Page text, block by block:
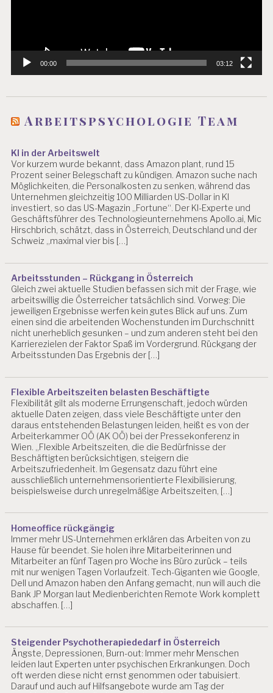
W
IS
C
A
T
A
C
H
G
L
A
S
T
U
N
G
N
B
U
R
N
O
T
D
R.
R
IS
T
I
A
N
B
N
D
E
V
A
00:00 03:12
Arbeitspsychologie Team
KI in der Arbeitswelt
Vor kurzem wurde bekannt, dass Amazon plant, rund 15
Prozent seiner Belegschaft zu kündigen. Amazon suche nach
Möglichkeiten, die Personalkosten zu senken, während das
Unternehmen gleichzeitig 100 Milliarden US-Dollar in KI
investiert, so das US-Magazin „Fortune“. Der KI-Experte und
Geschäftsführer des Technologieunternehmens Apollo.ai, Mic
Hirschbrich, schätzt, dass in Österreich, Deutschland und der
Schweiz „maximal vier bis […]
Arbeitsstunden – Rückgang in Österreich
Gleich zwei aktuelle Studien befassen sich mit der Frage, wie
arbeitswillig die Österreicher tatsächlich sind. Vorweg: Die
jeweiligen Ergebnisse werfen kein gutes Blick auf uns. Zum
einen sind die arbeitenden Wochenstunden im Durchschnitt
nicht unerheblich gesunken – und zum anderen steht bei den
Karrierezielen der Faktor Spaß im Vordergrund. Rückgang der
Arbeitsstunden Das Ergebnis der […]
Flexible Arbeitszeiten belasten Beschäftigte
Flexibilität gilt als moderne Errungenschaft, jedoch würden
aktuelle Daten zeigen, dass viele Beschäftigte unter den
daraus entstehenden Belastungen leiden, heißt es von der
Arbeiterkammer OÖ (AK OÖ) bei der Pressekonferenz in
Wien. „Flexible Arbeitszeiten, die die Bedürfnisse der
Beschäftigten berücksichtigen, steigern die
Arbeitszufriedenheit. Im Gegensatz dazu führt eine
ausschließlich unternehmensorientierte Flexibilisierung,
beispielsweise durch unregelmäßige Arbeitszeiten, […]
Homeoffice rückgängig
Immer mehr US-Unternehmen erklären das Arbeiten von zu
Hause für beendet. Sie holen ihre Mitarbeiterinnen und
Mitarbeiter an fünf Tagen pro Woche ins Büro zurück – teils
mit nur wenigen Tagen Vorlaufzeit. Tech-Giganten wie Google,
Dell und Amazon haben den Anfang gemacht, nun will auch die
Bank JP Morgan laut Medienberichten Remote Work komplett
abschaffen. […]
Steigender Psychotherapiededarf in Österreich
Ängste, Depressionen, Burn-out: Immer mehr Menschen
leiden laut Experten unter psychischen Erkrankungen. Doch
oft werden diese nicht ernst genommen oder tabuisiert.
Darauf und auch auf Hilfsangebote wurde am Tag der